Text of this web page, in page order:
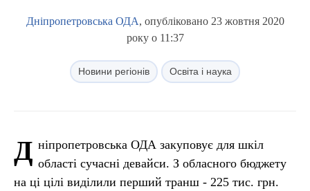
Дніпропетровська ОДА, опубліковано 23 жовтня 2020
року о 11:37
Новини регіонів Освіта і наука
Д ніпропетровська ОДА закуповує для шкіл
області сучасні девайси. З обласного бюджету
на ці цілі виділили перший транш - 225 тис. грн.